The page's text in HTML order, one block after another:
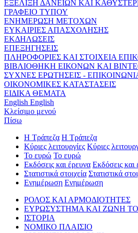
ΕΞΕΛΙΞΗ ΔΑΝΕΙΩΝ ΚΑΙ
ΓΡΑΦΕΙΟ ΤΥΠΟΥ
ΕΝΗΜΕΡΩΣΗ ΜΕΤΟΧΩΝ
ΕΥΚΑΙΡΙΕΣ ΑΠΑΣΧΟΛΗΣΗΣ
ΕΚΔΗΛΩΣΕΙΣ
ΕΠΕΞΗΓΗΣΕΙΣ
ΠΛΗΡΟΦΟΡΙΕΣ ΚΑΙ ΣΤΟΙΧΕΙΑ
ΒΙΒΛΙΟΘΗΚΗ ΕΙΚΟΝΩΝ ΚΑΙ
ΣΥΧΝΕΣ ΕΡΩΤΗΣΕΙΣ -
ΟΙΚΟΝΟΜΙΚΕΣ ΚΑΤΑΣΤΑΣΕΙΣ
ΕΙΔΙΚΑ ΘΕΜΑΤΑ
English English
Κλείσιμο μενού
Πίσω
Η Τράπεζα Η Τράπεζα
Κύριες λειτουργίες Κύριες
Το ευρώ Το ευρώ
Εκδόσεις και έρευνα Εκδόσεις και
Στατιστικά στοιχεία Στατιστικά
Ενημέρωση Ενημέρωση
ΡΟΛΟΣ ΚΑΙ ΑΡΜΟΔΙΟΤΗΤΕΣ
ΕΥΡΩΣΥΣΤΗΜΑ ΚΑΙ ΖΩΝΗ
ΙΣΤΟΡΙΑ
ΝΟΜΙΚΟ ΠΛΑΙΣΙΟ